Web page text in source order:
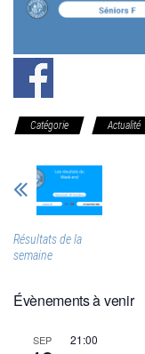
Catégorie Actualité
Résultats de la
semaine
Évènements à venir
SEP 21:00